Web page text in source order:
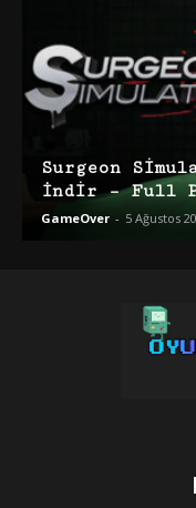
Surgeon
İndir – Full
GameOver - 5 Ağustos